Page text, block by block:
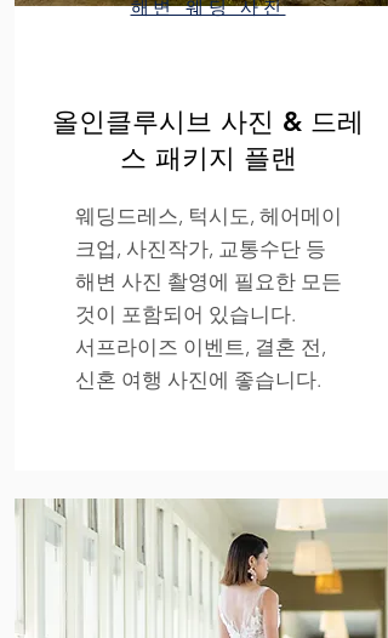
해변 웨딩 사진
올인클루시브 사진 & 드레
스 패키지 플랜
웨딩드레스, 턱시도, 헤어메이
크업, 사진작가, 교통수단 등
해변 사진 촬영에 필요한 모든
것이 포함되어 있습니다.
서프라이즈 이벤트, 결혼 전,
신혼 여행 사진에 좋습니다.